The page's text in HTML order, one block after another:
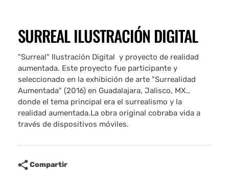
SURREAL ILUSTRACIÓN DIGITAL
"Surreal" Ilustración Digital y proyecto de realidad
aumentada. Este proyecto fue participante y
seleccionado en la exhibición de arte "Surrealidad
Aumentada" (2016) en Guadalajara, Jalisco, MX.,
donde el tema principal era el surrealismo y la
realidad aumentada.La obra original cobraba vida a
través de dispositivos móviles.
Compartir